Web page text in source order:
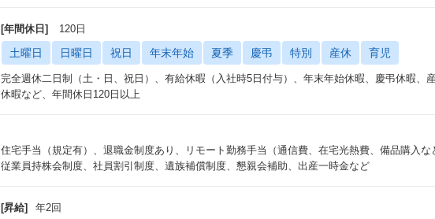
[年間休日] 120日
土曜日 日曜日 祝日 年末年始 夏季 慶弔 特別 産休 育児
完全週休二日制（土・日、祝日）、有給休暇（入社時5日付与）、年末年始休暇、慶弔休暇、
休暇など、年間休日120日以上
住宅手当（規定有）、退職金制度あり、リモート勤務手当（通信費、在宅光熱費、備品購入な
従業員持株会制度、社員割引制度、遺族補償制度、懇親会補助、出産一時金など
[昇給]
年2回